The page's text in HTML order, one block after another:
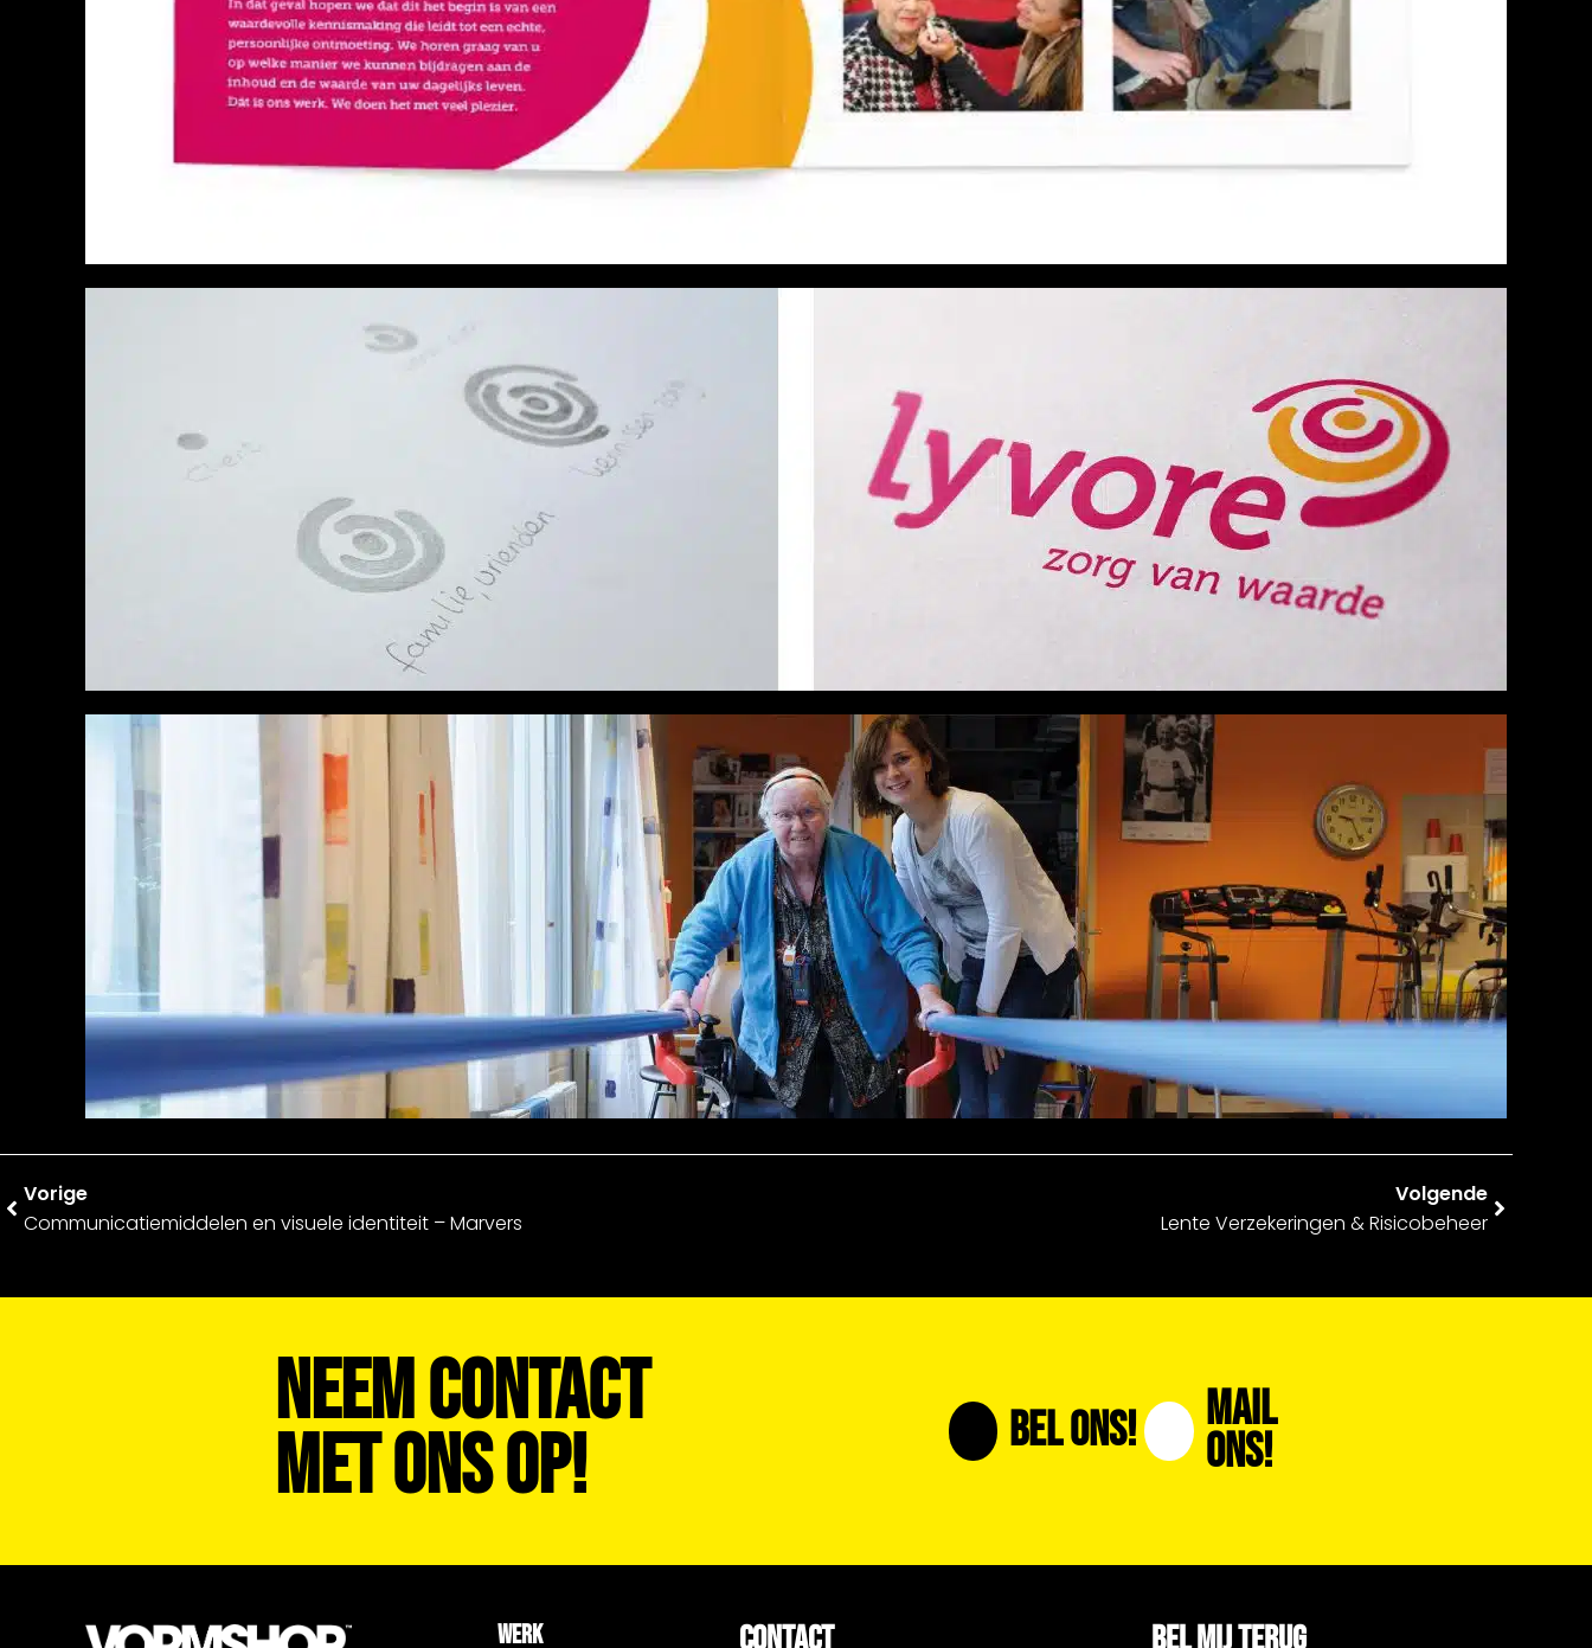
Vorige
Communicatiemiddelen en visuele identiteit – Marvers
Volgende
Lente Verzekeringen & Risicobeheer
Neem Contact
Met Ons Op! Bel Ons! Mail
Ons!
WERK